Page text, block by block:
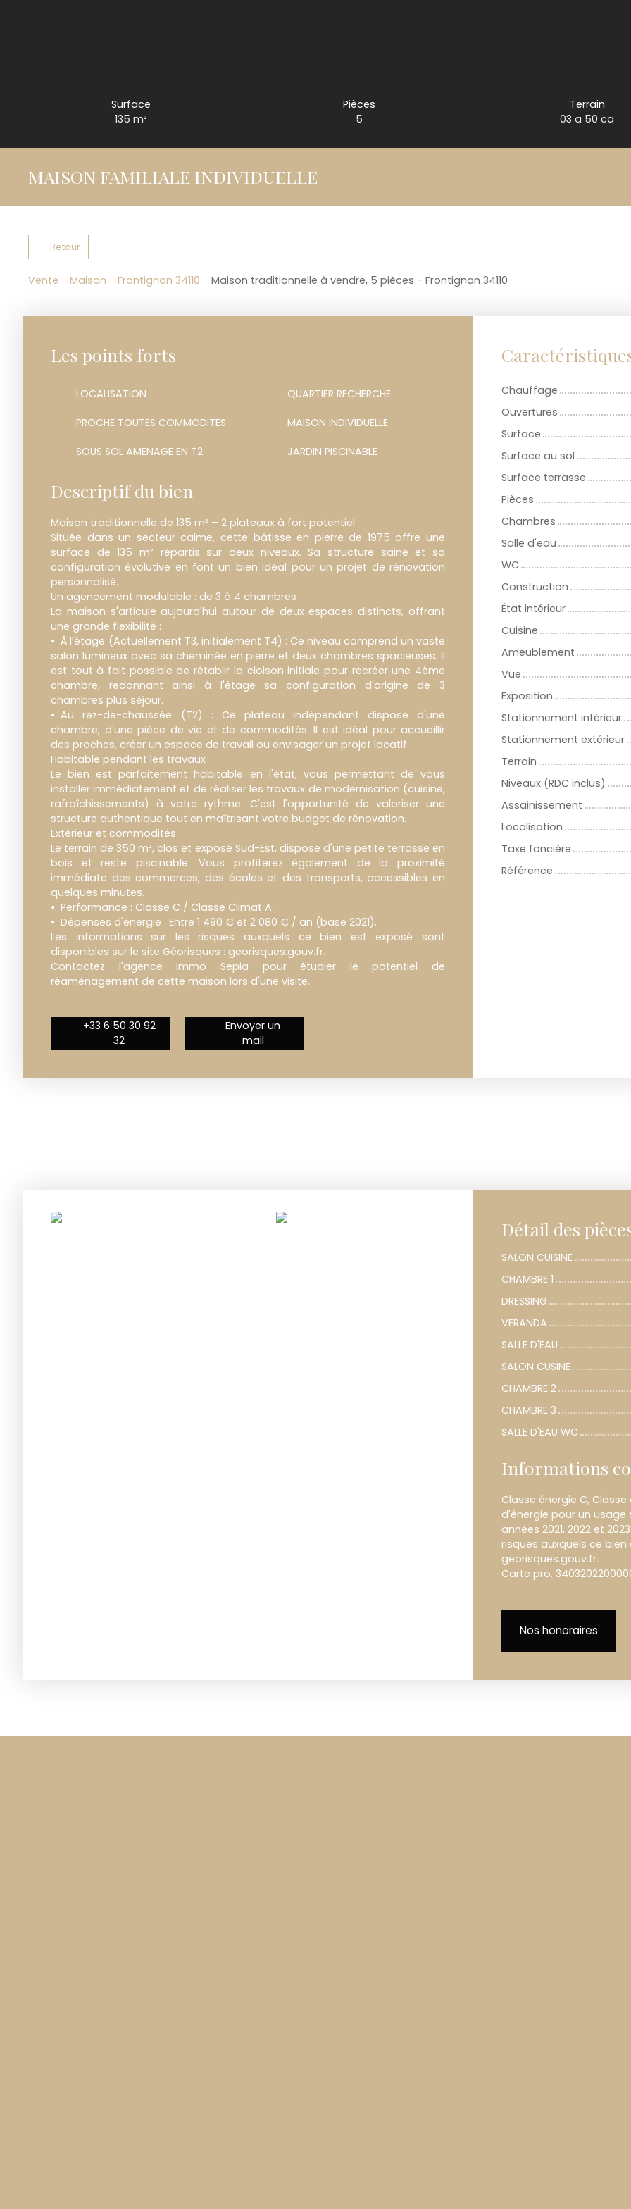
Surface
135m²
Pièces
5
Terrain
03 a 50 ca
MAISON FAMILIALE INDIVIDUELLE
Retour
Vente Maison Frontignan 34110 Maison traditionnelle à vendre, 5 pièces - Frontignan 34110
Les points forts
LOCALISATION QUARTIER RECHERCHE
PROCHE TOUTES COMMODITES MAISON INDIVIDUELLE
SOUS SOL AMENAGE EN T2 JARDIN PISCINABLE
Descriptif du bien
Maison traditionnelle de 135 m² – 2 plateaux à fort potentiel
Située dans un secteur calme, cette bâtisse en pierre de 1975 offre une
surface de 135 m² répartis sur deux niveaux. Sa structure saine et sa
configuration évolutive en font un bien idéal pour un projet de rénovation
personnalisé.
Un agencement modulable : de 3 à 4 chambres
La maison s'articule aujourd'hui autour de deux espaces distincts, offrant
une grande flexibilité :
À l’étage (Actuellement T3, initialement T4) : Ce niveau comprend un vaste
salon lumineux avec sa cheminée en pierre et deux chambres spacieuses. Il
est tout à fait possible de rétablir la cloison initiale pour recréer une 4ème
chambre, redonnant ainsi à l'étage sa configuration d'origine de 3
chambres plus séjour.
Au rez-de-chaussée (T2) : Ce plateau indépendant dispose d'une
chambre, d'une pièce de vie et de commodités. Il est idéal pour accueillir
des proches, créer un espace de travail ou envisager un projet locatif.
Habitable pendant les travaux
Le bien est parfaitement habitable en l'état, vous permettant de vous
installer immédiatement et de réaliser les travaux de modernisation (cuisine,
rafraîchissements) à votre rythme. C'est l'opportunité de valoriser une
structure authentique tout en maîtrisant votre budget de rénovation.
Extérieur et commodités
Le terrain de 350 m², clos et exposé Sud-Est, dispose d'une petite terrasse en
bois et reste piscinable. Vous profiterez également de la proximité
immédiate des commerces, des écoles et des transports, accessibles en
quelques minutes.
Performance : Classe C / Classe Climat A.
Dépenses d'énergie : Entre 1 490 € et 2 080 € / an (base 2021).
Les informations sur les risques auxquels ce bien est exposé sont
disponibles sur le site Géorisques : georisques.gouv.fr.
Contactez l'agence Immo Sepia pour étudier le potentiel de
réaménagement de cette maison lors d'une visite.
+33 6 50 30 92
32
Envoyer un
mail
Chauffage
Ouvertures
Surface
Surface au sol
Surface terrasse
Pièces
Chambres
Salle d'eau
WC
Construction
État intérieur
Cuisine
Ameublement
Vue
Exposition
Stationnement intérieur
Stationnement extérieur
Terrain
Niveaux (RDC inclus)
Assainissement
Localisation
Taxe foncière
Référence
Détail des
SALON CUISINE
CHAMBRE 1
DRESSING
VERANDA
SALLE D'EAU
SALON CUSINE
CHAMBRE 2
CHAMBRE 3
SALLE D'EAU WC
Informations
Classe énergie C,
d'énergie pour un usage
années 2021, 2022 et
risques auxquels ce
georisques.gouv.fr.
Carte pro.
Nos honoraires